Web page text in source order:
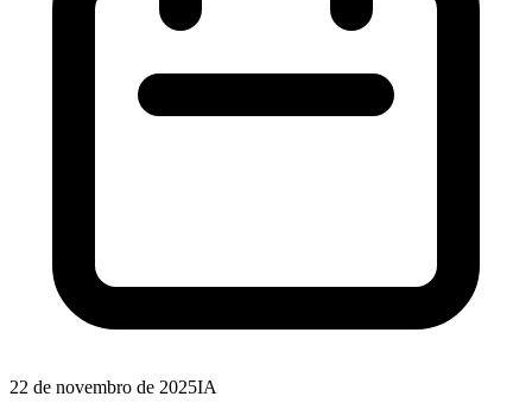
22 de novembro de 2025IA